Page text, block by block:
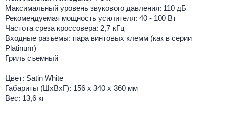
Максимальный уровень звукового давления: 110 дБ
Рекомендуемая мощность усилителя: 40 - 100 Вт
Частота среза кроссовера: 2,7 кГц
Входные разъемы: пара винтовых клемм (как в серии
Platinum)
Гриль съемный
Цвет: Satin White
Габариты (ШхВхГ): 156 x 340 x 360 мм
Вес: 13,6 кг